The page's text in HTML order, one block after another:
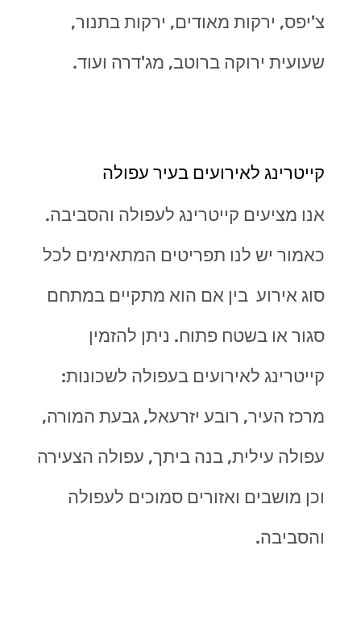
צ'יפס, ירקות מאודים, ירקות בתנור,
שעועית ירוקה ברוטב, מג'דרה ועוד.
קייטרינג לאירועים בעיר עפולה
אנו מציעים קייטרינג לעפולה והסביבה.
כאמור יש לנו תפריטים המתאימים לכל
סוג אירוע בין אם הוא מתקיים במתחם
סגור או בשטח פתוח. ניתן להזמין
קייטרינג לאירועים בעפולה לשכונות:
מרכז העיר, רובע יזרעאל, גבעת המורה,
עפולה עילית, בנה ביתך, עפולה הצעירה
וכן מושבים ואזורים סמוכים לעפולה
והסביבה.